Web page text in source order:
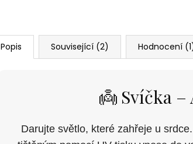
Popis Související (2) Hodnocení
👼 Svíčka
Darujte světlo, které zahřeje u srdce.